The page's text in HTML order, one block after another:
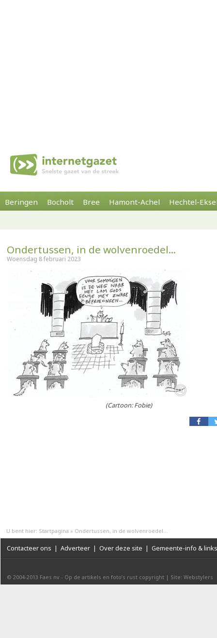
Beringen Bocholt Bree Hamont-Achel Hechtel-
Ondertussen, in de wolvenroedel...
Woensdag 8 februari 2023
(Cartoon: Fobie)
U bent hier: Startpagina » Ondertussen, in de wolvenroedel...
Contacteer ons | Adverteer | Over deze site | Gemeente-info & links
© 2004-2013 Faes nv - Op de artikels en foto’s rust copyright | Site: Webstylers